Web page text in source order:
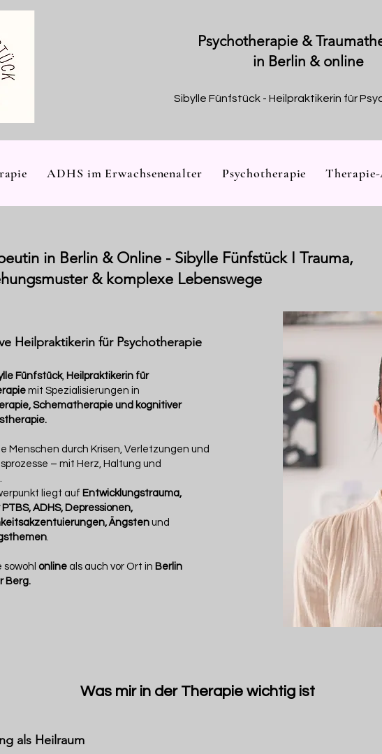
Psychotherapie &
in Berlin & online
Sibylle Fünfstück - Heilpraktikerin für
ADHS im Erwachsenenalter Psychotherapie
in Berlin & Online - Sibylle Fünfstück I Trauma,
& komplexe Lebenswege
Heilpraktikerin für Psychotherapie
Fünfstück, Heilpraktikerin für
mit Spezialisierungen in
Schematherapie und kognitiver
Menschen durch Krisen, Verletzungen und
– mit Herz, Haltung und
liegt auf Entwicklungstrauma,
ADHS, Depressionen,
Ängsten und
.
sowohl online als auch vor Ort in Berlin
Berg.
Was mir in der Therapie wichtig ist
als Heilraum